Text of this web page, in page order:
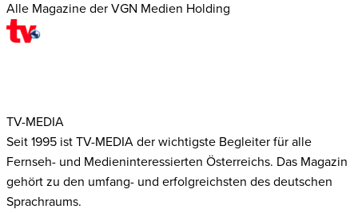
Alle Magazine der VGN Medien Holding
TV-MEDIA
Seit 1995 ist TV-MEDIA der wichtigste Begleiter für alle
Fernseh- und Medieninteressierten Österreichs. Das Magazin
gehört zu den umfang- und erfolgreichsten des deutschen
Sprachraums.